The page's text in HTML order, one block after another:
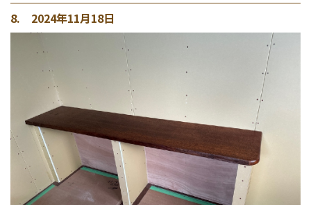
8. 2024年11月18日